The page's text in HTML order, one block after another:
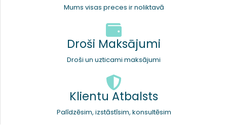
Mums visas preces ir noliktavā
Droši Maksājumi
Droši un uzticami maksājumi
Klientu Atbalsts
Palīdzēsim, izstāstīsim, konsultēsim